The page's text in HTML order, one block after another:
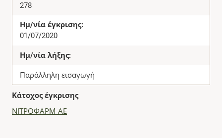
278
Ημ/νία έγκρισης:
01/07/2020
Ημ/νία λήξης:
Παράλληλη εισαγωγή
Κάτοχος έγκρισης
ΝΙΤΡΟΦΑΡΜ ΑΕ